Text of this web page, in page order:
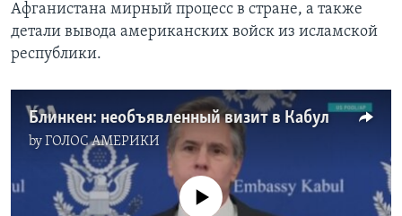
Афганистана мирный процесс в стране, а также
детали вывода американских войск из исламской
республики.
Блинкен: необъявленный визит в Кабул
byГОЛОС АМЕРИКИ
No media source currently available